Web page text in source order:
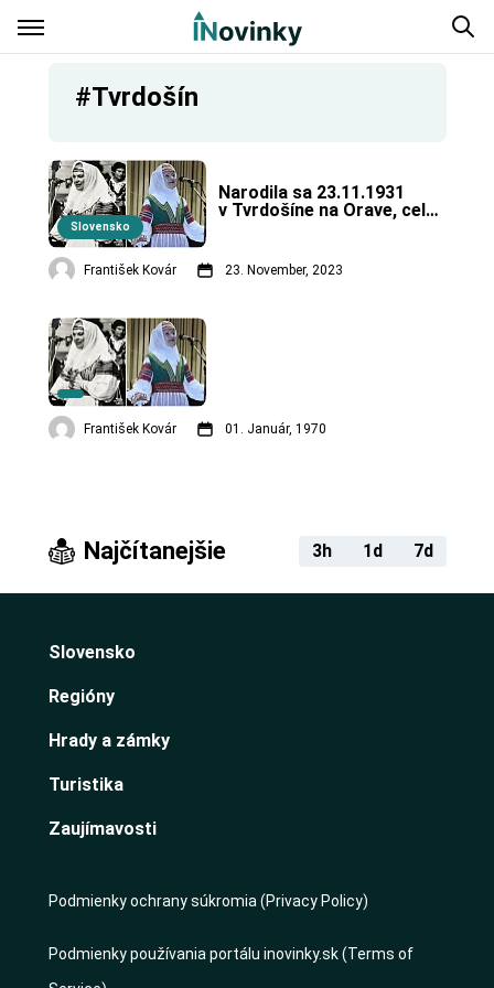
#Tvrdošín
Slovensko
Narodila sa 23.11.1931
v Tvrdošíne na Orave, celý
František Kovár 23. November, 2023
František Kovár 01. Január, 1970
Najčítanejšie 3h 1d 7d
Slovensko
Regióny
Hrady a zámky
Turistika
Zaujímavosti
Podmienky ochrany súkromia (Privacy Policy)
Podmienky používania portálu inovinky.sk (Terms of